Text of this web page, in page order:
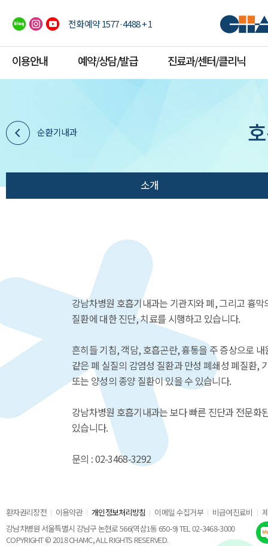
전화예약 1577·4488 + 1
이용안내 예약/상담/발급 진료과/센터/클리닉
순환기내과
소개
강남차병원 호흡기내과는 기관지와 폐, 그리고 흉
질환에 대한 진단, 치료를 시행하고 있습니다.
흔히들 기침, 객담, 호흡곤란, 흉통을 주 증상으로
같은 폐 실질의 감염성 질환과 만성 폐쇄성 폐질환,
또는 양성의 종양 질환이 있을 수 있습니다.
강남차병원 호흡기내과는 보다 빠른 진단과 전문
있습니다.
문의 : 02-3468-3292
환자권리장전 이용약관 개인정보처리방침 이메일 수집거부 비급여진료비
강남차병원 서울특별시 강남구 논현로 566(역삼1동 650-9) TEL 02-3468-3000
COPYRIGHT © 2018 CHAMC, ALL RIGHTS RESERVED.